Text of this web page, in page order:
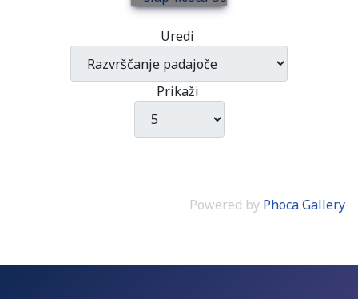
Uredi
Prikaži
Powered by Phoca Gallery